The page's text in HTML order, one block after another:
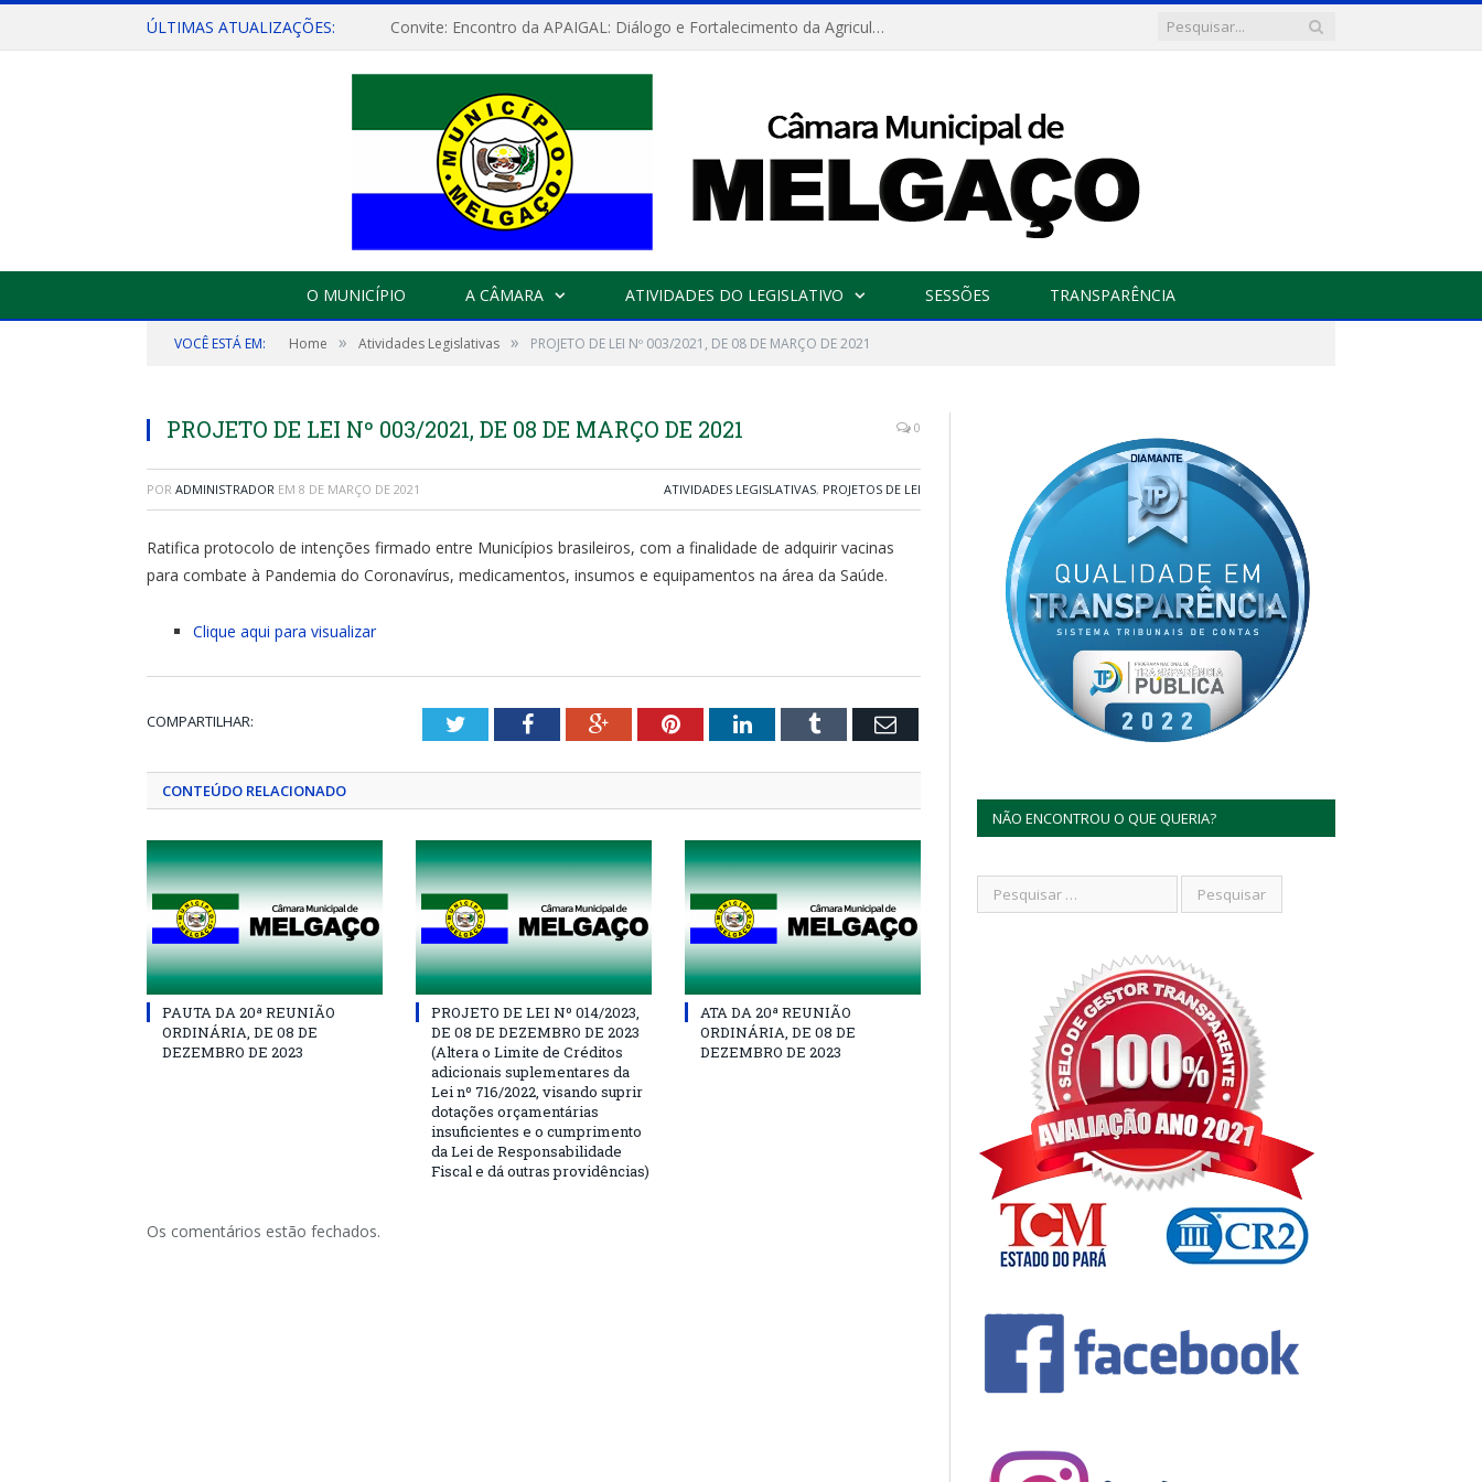
ÚLTIMAS ATUALIZAÇÕES: Convite: Encontro da APAIGAL: Diálogo e Fortalecimento da Agricultura Familiar
O MUNICÍPIO A CÂMARA ATIVIDADES DO LEGISLATIVO SESSÕES TRANSPARÊNCIA
VOCÊ ESTÁ EM: Home » Atividades Legislativas » PROJETO DE LEI Nº 003/2021, DE 08 DE MARÇO DE 2021
PROJETO DE LEI Nº 003/2021, DE 08 DE MARÇO DE 2021 0
POR ADMINISTRADOR EM 8 DE MARÇO DE 2021 ATIVIDADES LEGISLATIVAS, PROJETOS DE LEI
Ratifica protocolo de intenções firmado entre Municípios brasileiros, com a finalidade de adquirir vacinas
para combate à Pandemia do Coronavírus, medicamentos, insumos e equipamentos na área da Saúde.
Clique aqui para visualizar
COMPARTILHAR: TwitterFacebookGoogle+PinterestLinkedInTumblr Email
CONTEÚDO RELACIONADO
PAUTA DA 20ª REUNIÃO
ORDINÁRIA, DE 08 DE
DEZEMBRO DE 2023
PROJETO DE LEI Nº 014/2023,
DE 08 DE DEZEMBRO DE 2023
(Altera o Limite de Créditos
adicionais suplementares da
Lei nº 716/2022, visando suprir
dotações orçamentárias
insuficientes e o cumprimento
da Lei de Responsabilidade
Fiscal e dá outras providências)
ATA DA 20ª REUNIÃO
ORDINÁRIA, DE 08 DE
DEZEMBRO DE 2023
Os comentários estão fechados.
NÃO ENCONTROU O QUE QUERIA?